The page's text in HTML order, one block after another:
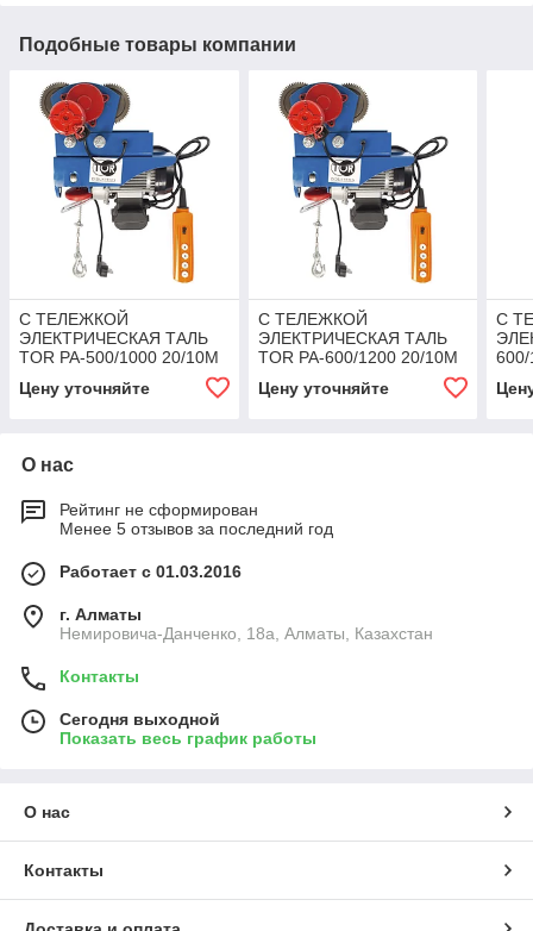
Подобные товары компании
С ТЕЛЕЖКОЙ
ЭЛЕКТРИЧЕСКАЯ ТАЛЬ
TOR PA-500/1000 20/10M
Цену уточняйте
С ТЕЛЕЖКОЙ
ЭЛЕКТРИЧЕСКАЯ ТАЛЬ
TOR PA-600/1200 20/10M
Цену уточняйте
С
О нас
Рейтинг не сформирован
Менее 5 отзывов за последний год
Работает с 01.03.2016
г. Алматы
Немировича-Данченко, 18а, Алматы, Казахстан
Контакты
Сегодня выходной
Показать весь график работы
О нас
Контакты